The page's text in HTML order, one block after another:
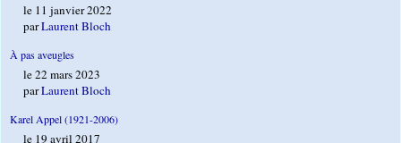
le 11 janvier 2022
parLaurent Bloch
À pas aveugles
le 22 mars 2023
parLaurent Bloch
Karel Appel (1921-2006)
le 19 avril 2017